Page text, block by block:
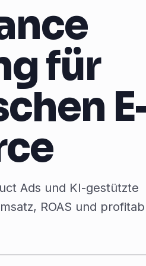
für
Ads und KI-gestützte
ROAS und